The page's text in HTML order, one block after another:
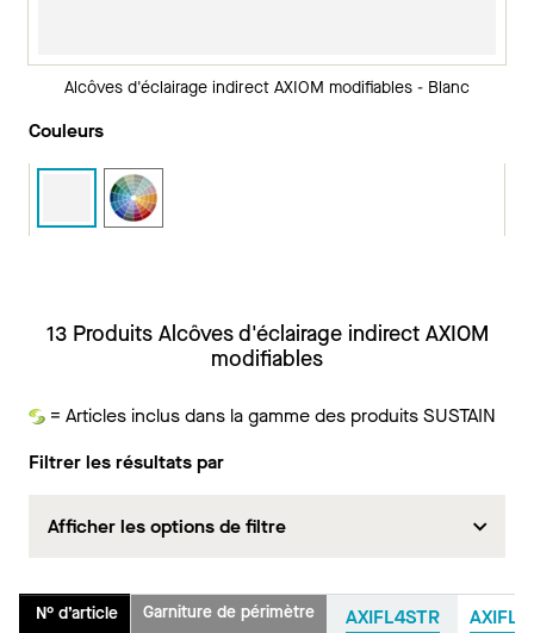
Alcôves d'éclairage indirect AXIOM modifiables - Blanc
Couleurs
13 Produits Alcôves d'éclairage indirect AXIOM
modifiables
Durabilité
= Articles inclus dans la gamme des produits SUSTAIN
Filtrer les résultats par
Afficher les options de filtre
N° d’article Garniture de périmètre AXIFL4STR